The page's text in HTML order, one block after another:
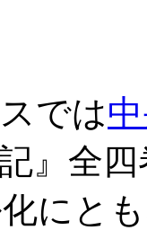
では
』全
にと